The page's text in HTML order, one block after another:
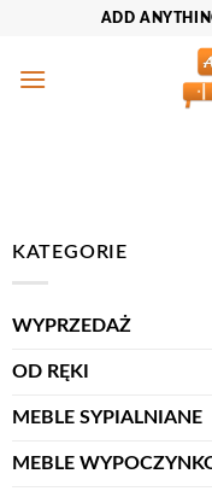
zawartości
ADD
KATEGORIE
WYPRZEDAŻ
OD RĘKI
MEBLE SYPIALNIANE
MEBLE